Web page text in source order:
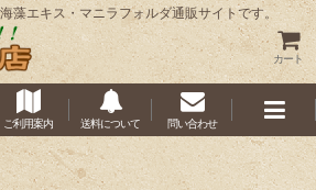
藻エキス・マニラフォルダ通販サイトです。
カート
ご利用案内 送料について 問い合わせ